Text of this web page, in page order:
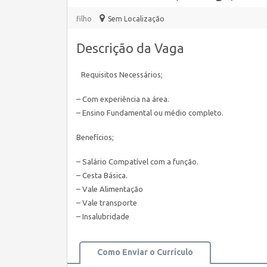
filho Sem Localização
Descrição da Vaga
Requisitos Necessários;
– Com experiência na área.
– Ensino Fundamental ou médio completo.
Benefícios;
– Salário Compatível com a função.
– Cesta Básica.
– Vale Alimentação
– Vale transporte
– Insalubridade
Como Enviar o Currículo